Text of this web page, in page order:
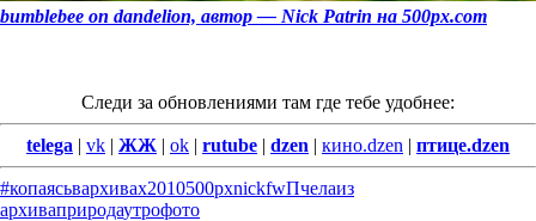
bumblebee on dandelion, автор — Nick Patrin на 500px.com
Следи за обновлениями там где тебе удобнее:
telega | vk | ЖЖ | ok | rutube | dzen | кино.dzen | птице.dzen
#копаясьвархивах2010500pxnickfwПчелаиз
архиваприродаутрофото